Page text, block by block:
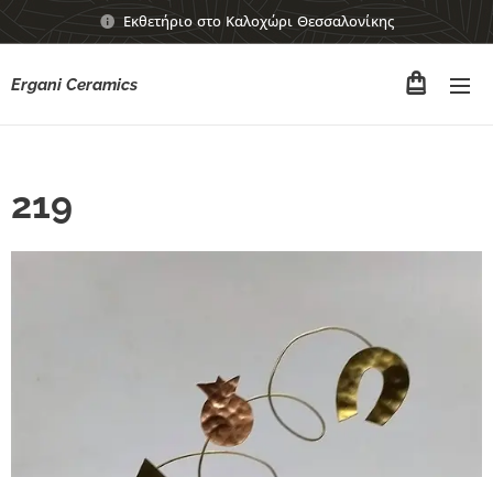
Εκθετήριο στο Καλοχώρι Θεσσαλονίκης
Ergani Ceramics
219